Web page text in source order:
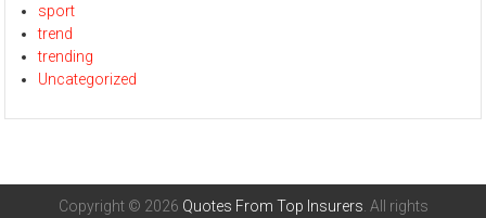
sport
trend
trending
Uncategorized
Copyright © 2026 Quotes From Top Insurers . All rights